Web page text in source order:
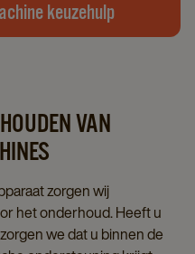
keuzehulp
VAN
zorgen wij
het onderhoud. Heeft u
we dat u binnen de